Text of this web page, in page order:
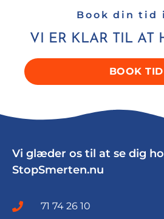
Book din tid
VI ER KLAR TIL AT
BOOK TID
Vi glæder os til at se dig
StopSmerten.nu
71 74 26 10